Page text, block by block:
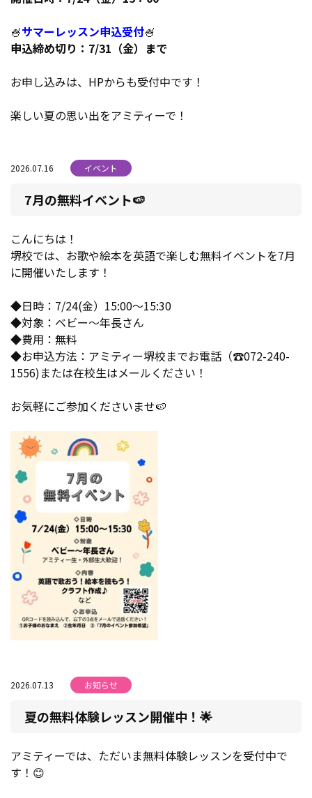
🍧サマーレッスン申込受付🍧
申込締め切り：7/31（金）まで
お申し込みは、HPからも受付中です！
楽しい夏の思い出をアミティーで！
2026.07.16 イベント
7月の無料イベント🍉
こんにちは！
堺校では、お歌や絵本を英語で楽しむ無料イベントを7月
に開催いたします！
◆日時：7/24(金）15:00～15:30
◆対象：ベビー～年長さん
◆費用：無料
◆お申込方法：アミティー堺校までお電話（☎072-240-
1556)または在校生はメールください！
お気軽にご参加くださいませ🍉
2026.07.13 お知らせ
夏の無料体験レッスン開催中！🌟
アミティーでは、ただいま無料体験レッスンを受付中で
す！😊